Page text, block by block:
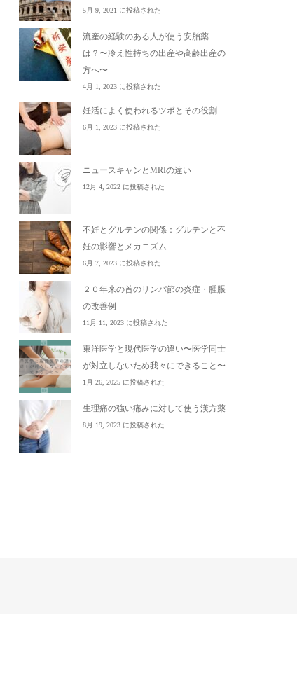
5月 9, 2021 に投稿された
流産の経験のある人が使う安胎薬
は？〜冷え性持ちの出産や高齢出産の
方へ〜
4月 1, 2023 に投稿された
妊活によく使われるツボとその役割
6月 1, 2023 に投稿された
ニュースキャンとMRIの違い
12月 4, 2022 に投稿された
不妊とグルテンの関係：グルテンと不
妊の影響とメカニズム
6月 7, 2023 に投稿された
２０年来の首のリンパ節の炎症・腫脹
の改善例
11月 11, 2023 に投稿された
東洋医学と現代医学の違い〜医学同士
が対立しないため我々にできること〜
1月 26, 2025 に投稿された
生理痛の強い痛みに対して使う漢方薬
8月 19, 2023 に投稿された